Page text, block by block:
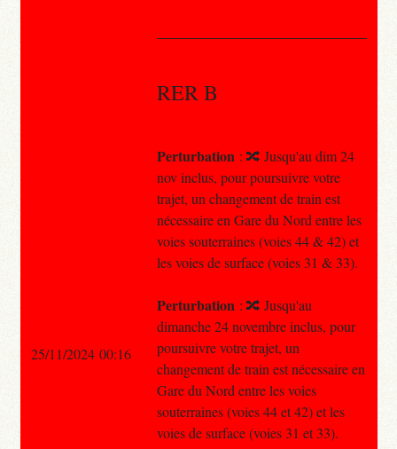
RER B
Perturbation : 🔀 Jusqu'au dim 24
nov inclus, pour poursuivre votre
trajet, un changement de train est
nécessaire en Gare du Nord entre les
voies souterraines (voies 44 & 42) et
les voies de surface (voies 31 & 33).
Perturbation : 🔀 Jusqu'au
dimanche 24 novembre inclus, pour
poursuivre votre trajet, un
changement de train est nécessaire en
Gare du Nord entre les voies
souterraines (voies 44 et 42) et les
voies de surface (voies 31 et 33).
25/11/2024 00:16